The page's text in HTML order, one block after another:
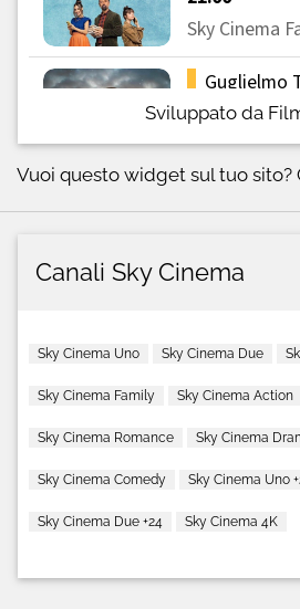
Sviluppato da
Vuoi questo widget sul tuo sito?
Canali Sky Cinema
Sky Cinema Uno Sky Cinema Due
Sky Cinema Family Sky Cinema Action
Sky Cinema Romance Sky Cinema
Sky Cinema Comedy Sky Cinema Uno
Sky Cinema Due +24 Sky Cinema 4K